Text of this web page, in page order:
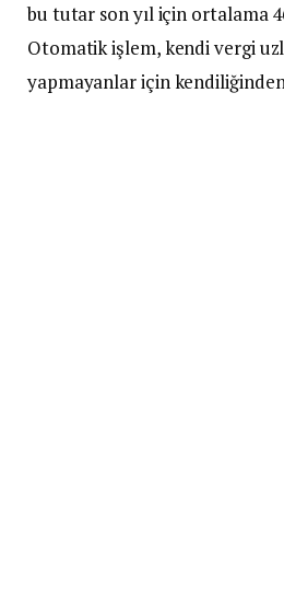
bu tutar son yıl için ortalama
Otomatik işlem, kendi vergi
yapmayanlar için